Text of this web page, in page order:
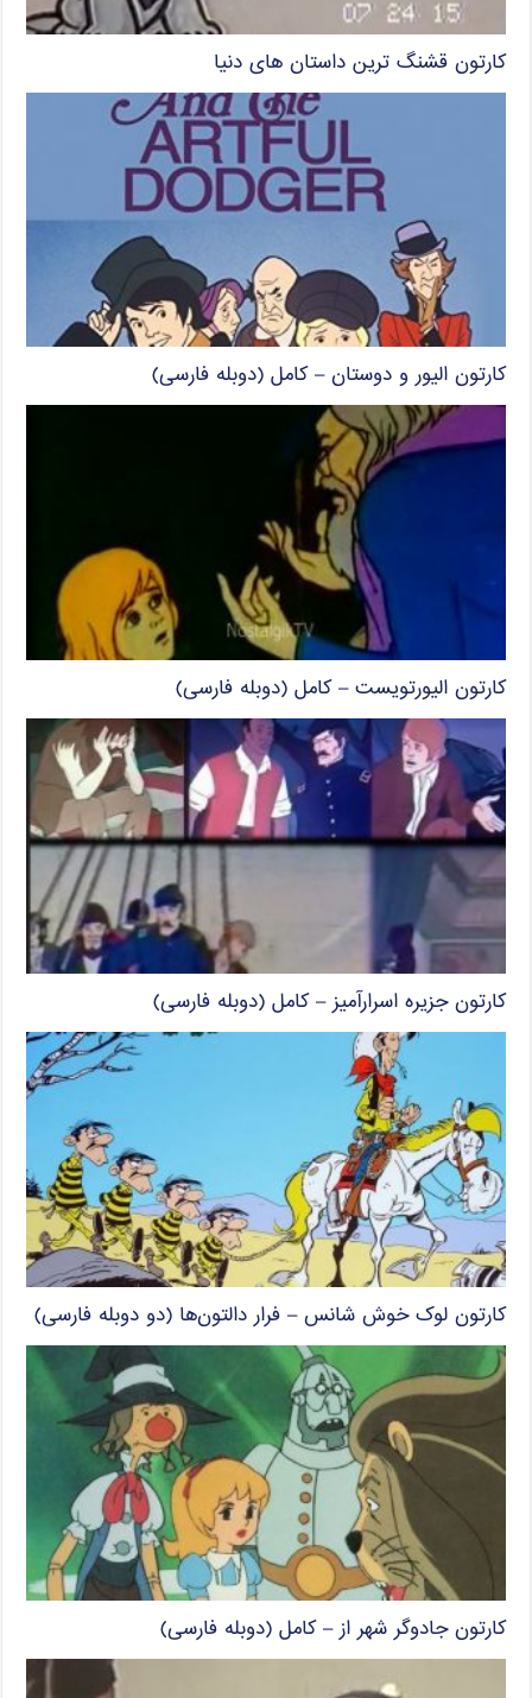
کارتون قشنگ ترین داستان های دنیا
کارتون الیور و دوستان – کامل (دوبله فارسی)
کارتون الیورتویست – کامل (دوبله فارسی)
کارتون جزیره اسرارآمیز – کامل (دوبله فارسی)
کارتون لوک خوش شانس – فرار دالتون‌ها (دو دوبله فارسی)
کارتون جادوگر شهر از – کامل (دوبله فارسی)